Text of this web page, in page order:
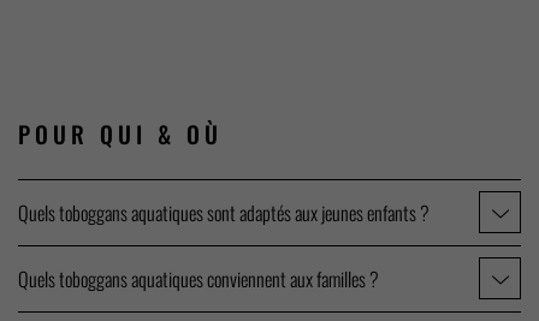
POUR QUI & OÙ
Quels toboggans aquatiques sont adaptés aux jeunes enfants ?
Quels toboggans aquatiques conviennent aux familles ?